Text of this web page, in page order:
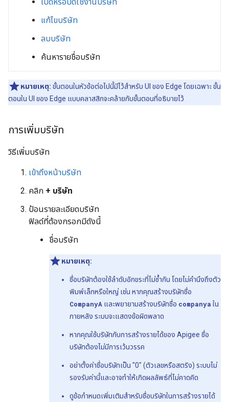
เปิดหรือปิดใช้งานบริษัท
แก้ไขบริษัท
ลบบริษัท
ค้นหารายชื่อบริษัท
หมายเหตุ: ขั้นตอนในหัวข้อต่อไปนี้มีไว้สำหรับ UI ของ Edge โดยเฉพาะ ขั้น
ตอนใน UI ของ Edge แบบคลาสสิกจะคล้ายกับขั้นตอนที่อธิบายไว้
การเพิ่มบริษัท
วิธีเพิ่มบริษัท
เข้าถึงหน้าบริษัท
คลิก + บริษัท
ป้อนรายละเอียดบริษัท
ฟิลด์ที่ต้องกรอกมีดังนี้
ชื่อบริษัท
หมายเหตุ:
ชื่อบริษัทต้องใช้ลำดับอักขระที่ไม่ซ้ำกัน โดยไม่คำนึงถึงตัว
พิมพ์เล็กหรือใหญ่ เช่น หากคุณสร้างบริษัทชื่อ
CompanyA และพยายามสร้างบริษัทชื่อ companya ใน
ภายหลัง ระบบจะแสดงข้อผิดพลาด
หากคุณใช้บริษัทกับการสร้างรายได้ของ Apigee ชื่อ
บริษัทต้องไม่มีการเว้นวรรค
อย่าตั้งค่าชื่อบริษัทเป็น "0" (ตัวเลขหรือสตริง) ระบบไม่
รองรับค่านี้และอาจทำให้เกิดผลลัพธ์ที่ไม่คาดคิด
ดูข้อกำหนดเพิ่มเติมสำหรับชื่อบริษัทในการสร้างรายได้